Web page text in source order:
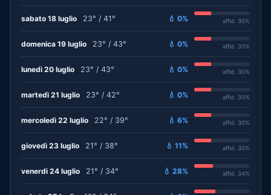
sabato 18 luglio 23° / 41° 💧 0% affid. 30%
domenica 19 luglio 23° / 43° 💧 0% affid. 30%
lunedì 20 luglio 23° / 43° 💧 0% affid. 30%
martedì 21 luglio 23° / 42° 💧 0% affid. 30%
mercoledì 22 luglio 22° / 39° 💧 6% affid. 30%
giovedì 23 luglio 21° / 38° 💧 11% affid. 30%
venerdì 24 luglio 21° / 34° 💧 28% affid. 34%